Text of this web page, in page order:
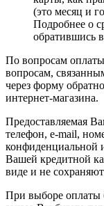
(это месяц и
Подробнее о
обратившись
По вопросам
вопросам,
через форму
интернет-магазина.
Предоставляемая
телефон, e-mail,
конфиденциальной
Вашей кредитной
виде и не
При выборе оплаты